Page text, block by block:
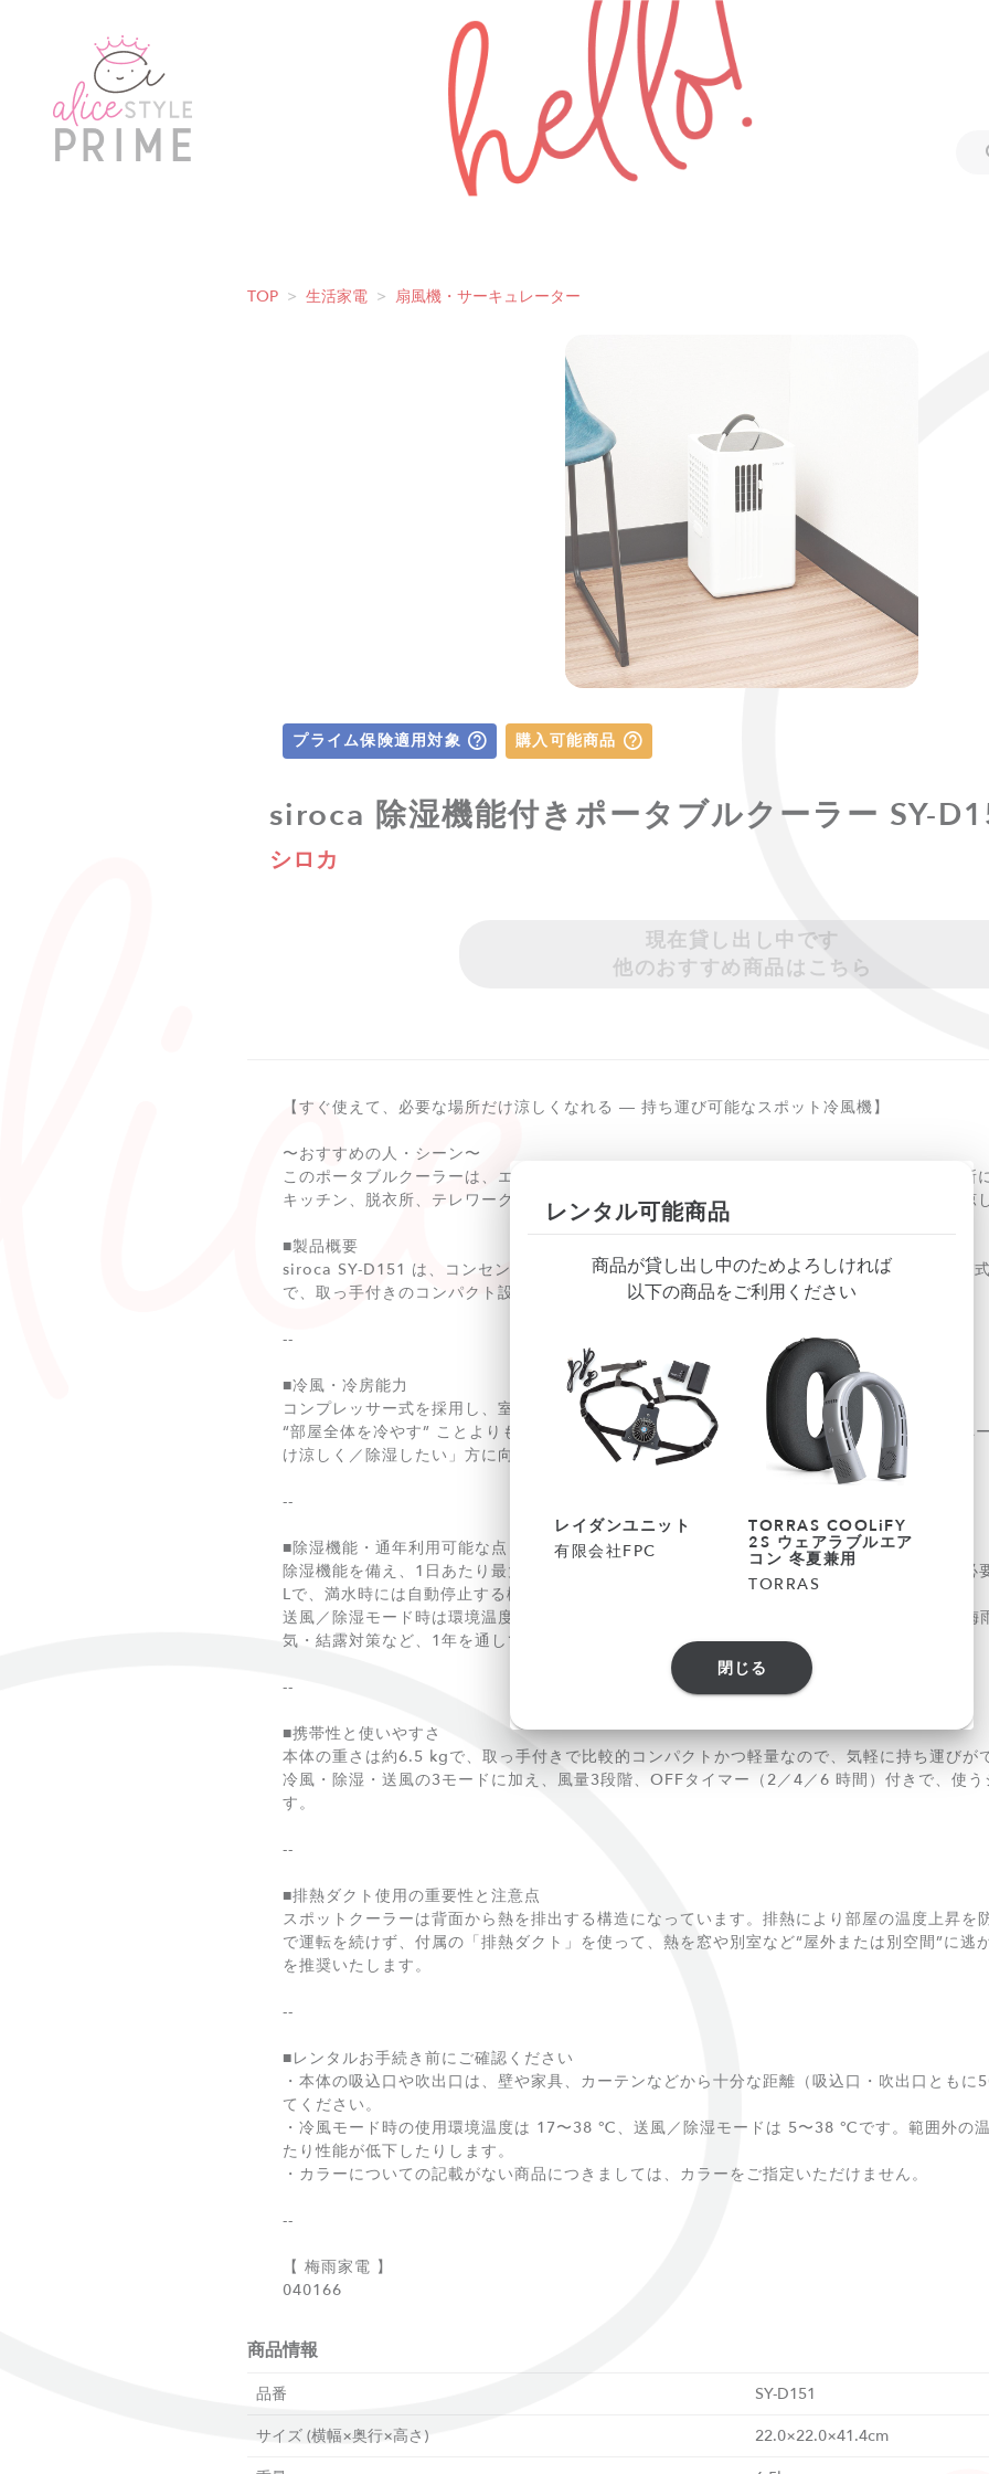
TOP > 生活家電 > 扇風機・サーキュレーター
プライム保険適用対象 購入可能商品
siroca 除湿機能付きポータブルクーラー SY-
シロカ
現在貸し出し中です
他のおすすめ商品はこちら
【すぐ使えて、必要な場所だけ涼しくなれる ― 持ち運び可能なスポット冷風機】
〜おすすめの人・シーン〜
このポータブルクーラーは、エアコンを設置しづらい部屋や、一時的にだけ涼しくしたい場所
キッチン、脱衣所、テレワークスペースなど、限られたスペースにおいて「必要なときだけ涼
■製品概要
siroca SY-D151 は、コンセントに差すだけで冷風・除湿・送風のいずれかを使える持ち運び
で、取っ手付きのコンパクト設計により、好きな場所へ簡単に移動できます。
--
■冷風・冷房能力
コンプレッサー式を採用し、室温から最大「約−7℃」の冷風を吐き出す冷房能力を持ちます。
“部屋全体を冷やす” ことよりも、 “スポット的に涼を取る” ための冷風なため、限られたスペ
け涼しく／除湿したい」方に向いています。
--
■除湿機能・通年利用可能な点
除湿機能を備え、1日あたり最大約「4.4 L / 日」の除湿能力がありますが、こまめな排水が必
Lで、満水時には自動停止する機能が付いています。
送風／除湿モード時は環境温度 5〜38 ℃、冷風モード時は 17〜38 ℃ の範囲で使用可能。梅
気・結露対策など、1年を通して使いやすい仕様です。
--
■携帯性と使いやすさ
本体の重さは約6.5 kgで、取っ手付きで比較的コンパクトかつ軽量なので、気軽に持ち運びが
冷風・除湿・送風の3モードに加え、風量3段階、OFFタイマー（2／4／6 時間）付きで、使
す。
--
■排熱ダクト使用の重要性と注意点
スポットクーラーは背面から熱を排出する構造になっています。排熱により部屋の温度上昇を
で運転を続けず、付属の「排熱ダクト」を使って、熱を窓や別室など“屋外または別空間”に逃
を推奨いたします。
--
■レンタルお手続き前にご確認ください
・本体の吸込口や吹出口は、壁や家具、カーテンなどから十分な距離（吸込口・吹出口とも
てください。
・冷風モード時の使用環境温度は 17〜38 ℃、送風／除湿モードは 5〜38 ℃です。範囲外の
たり性能が低下したりします。
・カラーについての記載がない商品につきましては、カラーをご指定いただけません。
--
【 梅雨家電 】
040166
商品情報
品番
SY-D151
サイズ (横幅×奥行×高さ)
22.0×22.0×41.4cm
レンタル可能商品
商品が貸し出し中のためよろしければ
以下の商品をご利用ください
レイダンユニット
有限会社FPC
TORRAS COOLiFY
2S ウェアラブルエア
コン 冬夏兼用
TORRAS
閉じる